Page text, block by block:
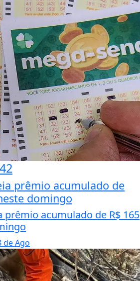
prêmio acumulado de
domingo
prêmio acumulado de R$ 165
de Ago